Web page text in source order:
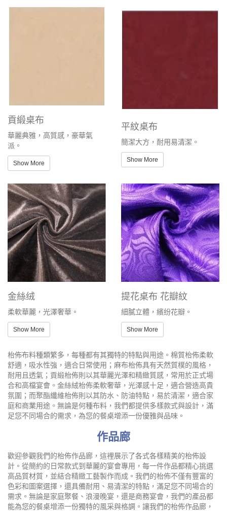
貢緞桌布
華麗典雅，高質感，豪華氣
派。
Show More
平紋桌布
簡潔大方，耐用易清潔。
Show More
金絲绒
柔軟華麗，光澤奢華。
Show More
提花桌布 花瓣紋
細膩立體，繽纷花瓣。
Show More
枱佈布料種類繁多，每種都有其獨特的特點與用途。棉質枱佈柔軟
舒適，吸水性強，適合日常使用；麻布枱佈具有天然質樸的風格，
耐用且透氣；貢緞枱佈則以其華麗光澤和精緻質感，常用於正式場
合和高檔宴會。金絲絨枱佈柔軟奢華，光澤感十足，適合營造高貴
氛圍；而聚酯纖維枱佈則以其防水、防油特點，易於清潔，適合家
庭和商業用途。無論是何種布料，我們都提供多樣款式與設計，滿
足您不同場合的需求，為您的餐桌增添一份優雅與品味。
作品廊
歡迎參觀我們的枱佈作品廊，這裡展示了各式各樣精美的枱佈設
計。從簡約的日常款式到華麗的宴會專用，每一件作品都精心挑選
高品質材質，並結合精緻工藝製作而成。我們的枱佈不僅有豐富的
色彩和圖案選擇，還具備耐用、易清潔的特點，滿足您不同場合的
需求。無論是家庭聚餐、浪漫晚宴，還是商務宴會，我們的產品都
能為您的餐桌增添一份獨特的風采與格調。讓我們的枱佈作品廊，